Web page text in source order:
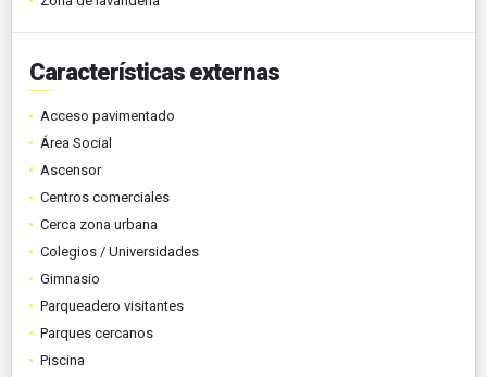
Características externas
Acceso pavimentado
Área Social
Ascensor
Centros comerciales
Cerca zona urbana
Colegios / Universidades
Gimnasio
Parqueadero visitantes
Parques cercanos
Piscina